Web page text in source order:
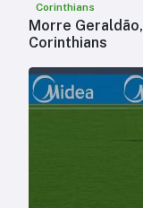
Corinthians
Morre
Corinthians